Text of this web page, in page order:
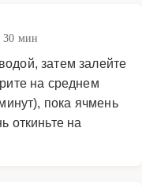
30 мин
затем залейте
на среднем
пока ячмень
откиньте на